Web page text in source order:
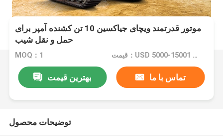
موتور قدرتمند ویچای جیاکسین 10 تن کشنده آمپر برای
حمل و نقل شیب
MOQ：1 قیمت：USD 5000-15001 Set
بهترین قیمت تماس با ما
توضیحات محصول